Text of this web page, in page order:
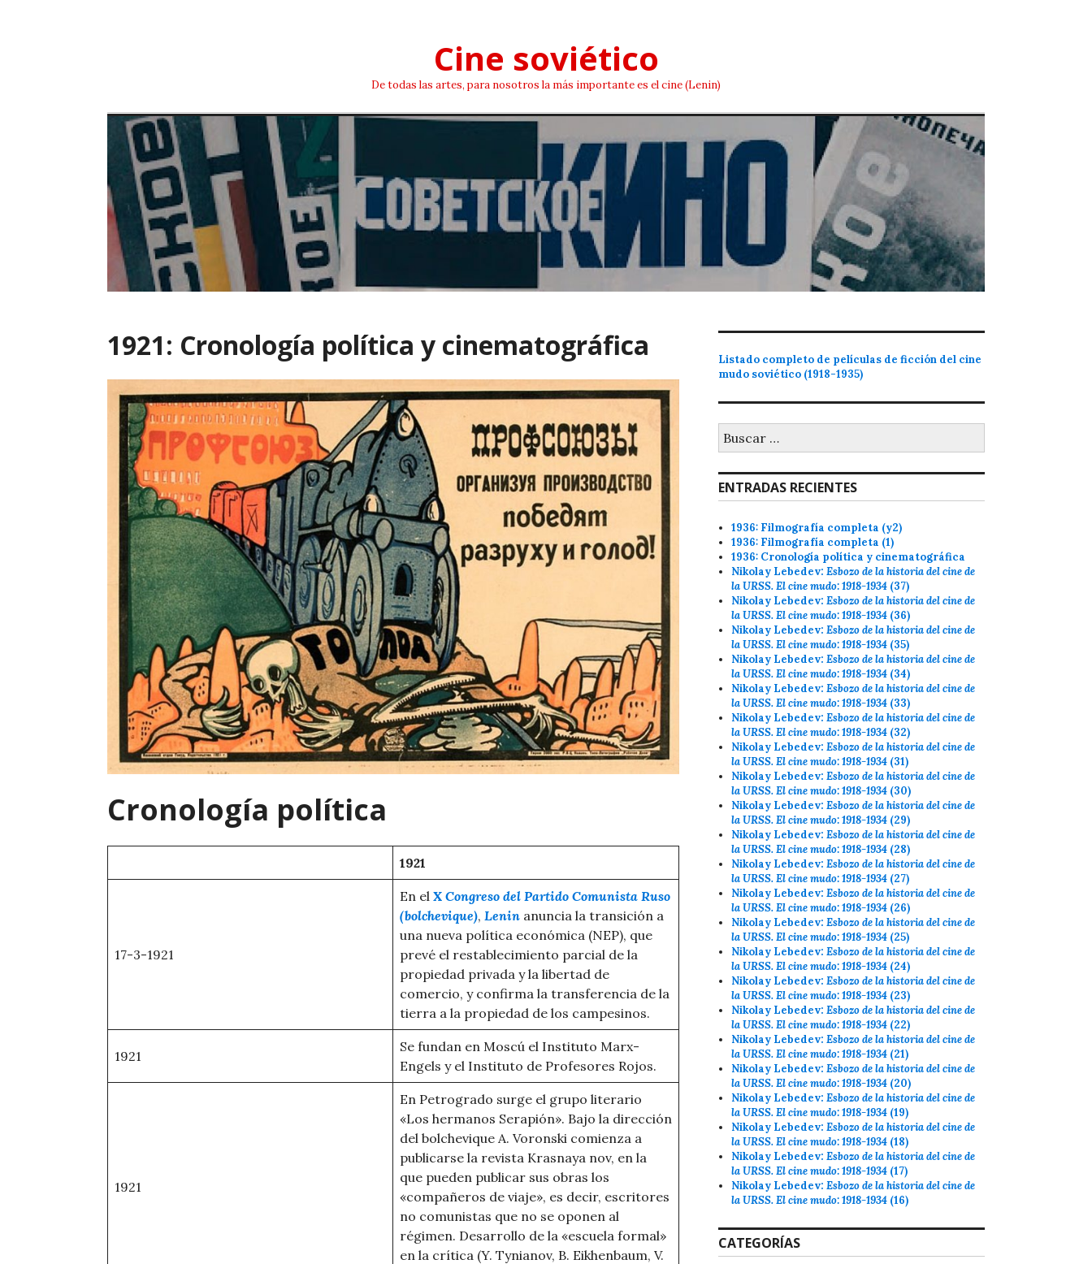
Cine soviético
De todas las artes, para nosotros la más importante es el cine (Lenin)
1921: Cronología política y cinematográfica
Cronología política
1921
17-3-1921
En el X Congreso del Partido Comunista Ruso
(bolchevique), Lenin anuncia la transición a
una nueva política económica (NEP), que
prevé el restablecimiento parcial de la
propiedad privada y la libertad de
comercio, y confirma la transferencia de la
tierra a la propiedad de los campesinos.
1921
Se fundan en Moscú el Instituto Marx-
Engels y el Instituto de Profesores Rojos.
1921
En Petrogrado surge el grupo literario
«Los hermanos Serapión». Bajo la dirección
del bolchevique A. Voronski comienza a
publicarse la revista Krasnaya nov, en la
que pueden publicar sus obras los
«compañeros de viaje», es decir, escritores
no comunistas que no se oponen al
régimen. Desarrollo de la «escuela formal»
en la crítica (Y. Tynianov, B. Eikhenbaum, V.
Listado completo de películas de ficción del cine
mudo soviético (1918-1935)
ENTRADAS RECIENTES
1936: Filmografía completa (y2)
1936: Filmografía completa (1)
1936: Cronología política y cinematográfica
Nikolay Lebedev:Esbozo de la historia del cine de
la URSS. El cine mudo: 1918-1934 (37)
Nikolay Lebedev:Esbozo de la historia del cine de
la URSS. El cine mudo: 1918-1934 (36)
Nikolay Lebedev:Esbozo de la historia del cine de
la URSS. El cine mudo: 1918-1934 (35)
Nikolay Lebedev:Esbozo de la historia del cine de
la URSS. El cine mudo: 1918-1934 (34)
Nikolay Lebedev:Esbozo de la historia del cine de
la URSS. El cine mudo: 1918-1934 (33)
Nikolay Lebedev:Esbozo de la historia del cine de
la URSS. El cine mudo: 1918-1934 (32)
Nikolay Lebedev:Esbozo de la historia del cine de
la URSS. El cine mudo: 1918-1934 (31)
Nikolay Lebedev:Esbozo de la historia del cine de
la URSS. El cine mudo: 1918-1934 (30)
Nikolay Lebedev:Esbozo de la historia del cine de
la URSS. El cine mudo: 1918-1934 (29)
Nikolay Lebedev:Esbozo de la historia del cine de
la URSS. El cine mudo: 1918-1934 (28)
Nikolay Lebedev:Esbozo de la historia del cine de
la URSS. El cine mudo: 1918-1934 (27)
Nikolay Lebedev:Esbozo de la historia del cine de
la URSS. El cine mudo: 1918-1934 (26)
Nikolay Lebedev:Esbozo de la historia del cine de
la URSS. El cine mudo: 1918-1934 (25)
Nikolay Lebedev:Esbozo de la historia del cine de
la URSS. El cine mudo: 1918-1934 (24)
Nikolay Lebedev:Esbozo de la historia del cine de
la URSS. El cine mudo: 1918-1934 (23)
Nikolay Lebedev:Esbozo de la historia del cine de
la URSS. El cine mudo: 1918-1934 (22)
Nikolay Lebedev:Esbozo de la historia del cine de
la URSS. El cine mudo: 1918-1934 (21)
Nikolay Lebedev:Esbozo de la historia del cine de
la URSS. El cine mudo: 1918-1934 (20)
Nikolay Lebedev:Esbozo de la historia del cine de
la URSS. El cine mudo: 1918-1934 (19)
Nikolay Lebedev:Esbozo de la historia del cine de
la URSS. El cine mudo: 1918-1934 (18)
Nikolay Lebedev:Esbozo de la historia del cine de
la URSS. El cine mudo: 1918-1934 (17)
Nikolay Lebedev:Esbozo de la historia del cine de
la URSS. El cine mudo: 1918-1934 (16)
CATEGORÍAS